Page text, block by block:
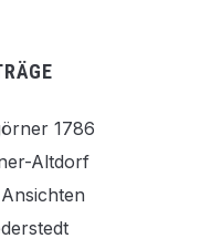
1786
Altdorf